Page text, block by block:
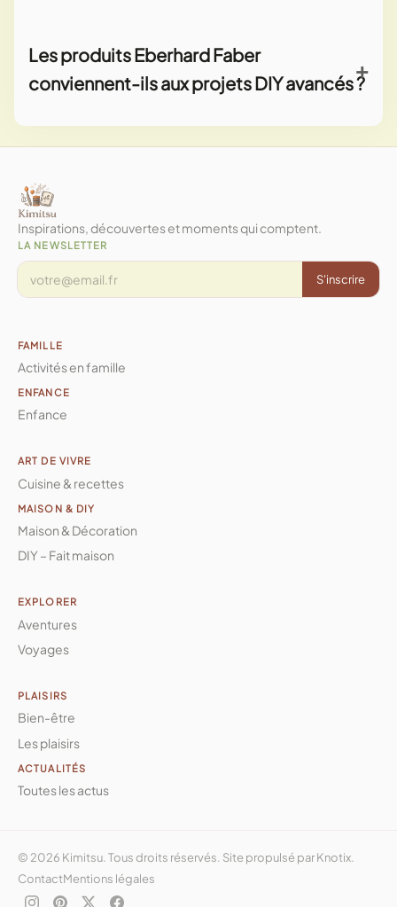
tracés précis et durs.
Les produits Eberhard Faber
conviennent-ils aux projets DIY avancés ?
Oui, plusieurs produits offrent une qualité
suffisante pour des projets créatifs avancés,
couvrance et les gommes précises.
Inspirations, découvertes et moments qui comptent.
LA NEWSLETTER
S'inscrire
FAMILLE
Activités en famille
ENFANCE
Enfance
ART DE VIVRE
Cuisine & recettes
MAISON & DIY
Maison & Décoration
DIY – Fait maison
EXPLORER
Aventures
Voyages
PLAISIRS
Bien-être
Les plaisirs
ACTUALITÉS
Toutes les actus
© 2026 Kimitsu. Tous droits réservés. Site propulsé parKnotix.
ContactMentions légales